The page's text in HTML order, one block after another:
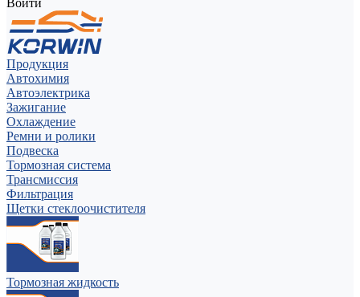
Войти
Продукция
Автохимия
Автоэлектрика
Зажигание
Охлаждение
Ремни и ролики
Подвеска
Тормозная система
Трансмиссия
Фильтрация
Щетки стеклоочистителя
Тормозная жидкость